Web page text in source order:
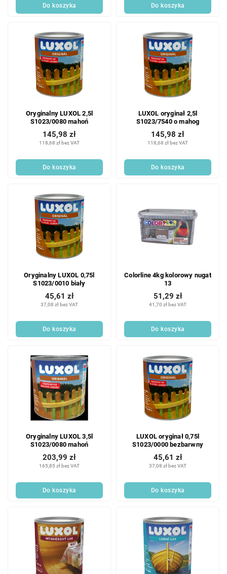
Do koszyka Do koszyka
Oryginalny LUXOL 2,5l
S1023/0080 mahoń
118,68 zł bez VAT
145,98 zł
Do koszyka
LUXOL oryginał 2,5l
S1023/7540 o mahog
118,68 zł bez VAT
145,98 zł
Do koszyka
Oryginalny LUXOL 0,75l
S1023/0010 biały
37,08 zł bez VAT
45,61 zł
Do koszyka
Colorline 4kg kolorowy nugat
13
41,70 zł bez VAT
51,29 zł
Do koszyka
Oryginalny LUXOL 3,5l
S1023/0080 mahoń
165,85 zł bez VAT
203,99 zł
Do koszyka
LUXOL oryginał 0,75l
S1023/0000 bezbarwny
37,08 zł bez VAT
45,61 zł
Do koszyka